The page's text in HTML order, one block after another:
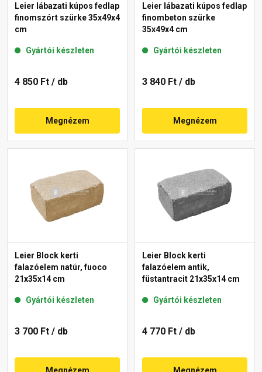
Leier lábazati kúpos fedlap
finomszórt szürke 35x49x4
cm
Gyártói készleten
4 850 Ft / db
Megnézem
Leier lábazati kúpos fedlap
finombeton szürke
35x49x4 cm
Gyártói készleten
3 840 Ft / db
Megnézem
Leier Block kerti
falazóelem natúr, fuoco
21x35x14 cm
Gyártói készleten
3 700 Ft / db
Leier Block kerti
falazóelem antik,
füstantracit 21x35x14 cm
Gyártói készleten
4 770 Ft / db